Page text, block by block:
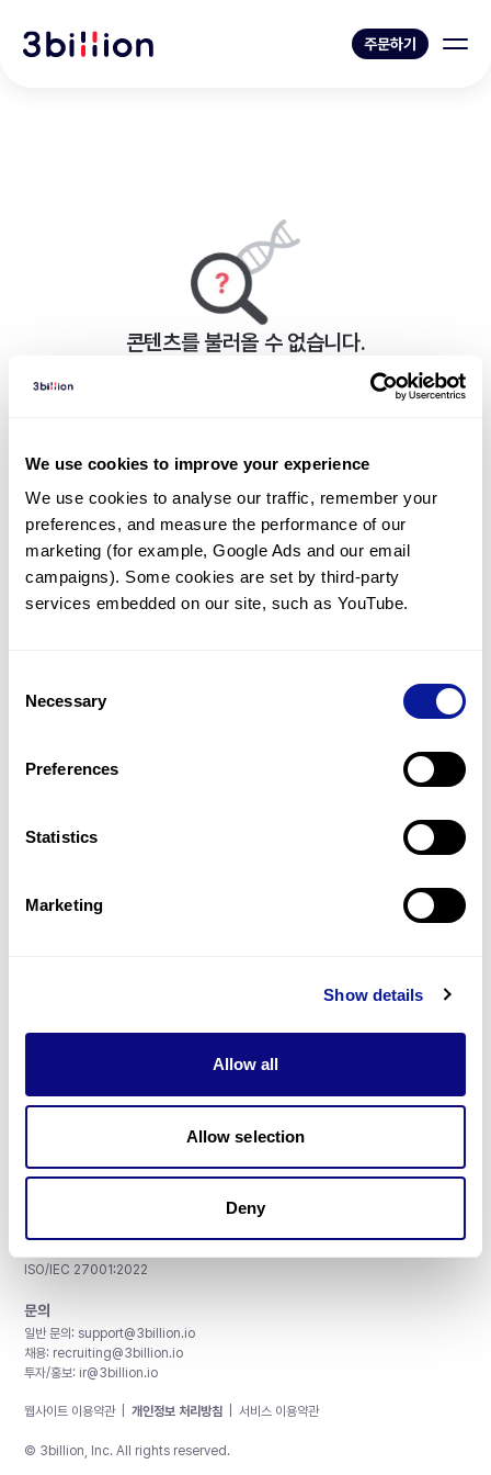
We use cookies to improve your experience
We use cookies to analyse our traffic, remember your
preferences, and measure the performance of our
marketing (for example, Google Ads and our email
campaigns). Some cookies are set by third-party
services embedded on our site, such as YouTube.
Selection
Necessary
Preferences
Statistics
Marketing
Show details
Allow all
Allow selection
Deny
주문하기
콘텐츠를 불러올 수 없습니다.
기술
Gene browser
매달 뉴스레터를 통해 최신 블로그 포스트와 소식을 받아보세요.
주식회사 쓰리빌리언
서울특별시 강남구 테헤란로 415, 8층
사업자등록번호: 290-81-00524
대표이사: 금창원
ISO/IEC 27001:2022
문의
일반 문의: support@3billion.io
채용: recruiting@3billion.io
투자/홍보: ir@3billion.io
웹사이트 이용약관 개인정보 처리방침 서비스 이용약관
© 3billion, Inc. All rights reserved.